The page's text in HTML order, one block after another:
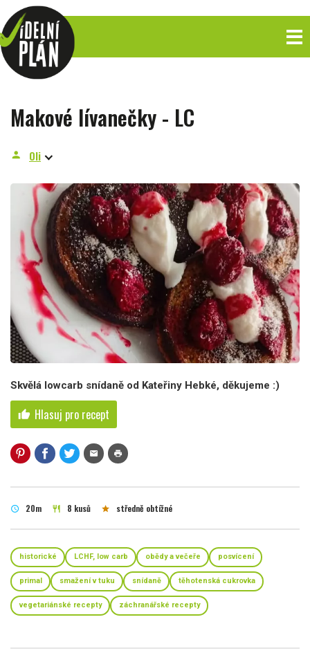
Makové lívanečky - LC
person Oli
Skvělá lowcarb snídaně od Kateřiny Hebké, děkujeme :)
thumb_up Hlasuj pro recept
mail print
schedule 20m restaurant 8 kusů star středně obtížné
historické LCHF, low carb obědy a večeře posvícení
primal smažení v tuku snídaně těhotenská cukrovka
vegetariánské recepty záchranářské recepty